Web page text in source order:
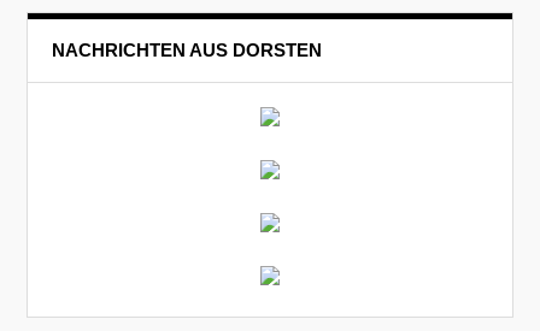
NACHRICHTEN AUS DORSTEN